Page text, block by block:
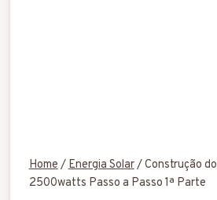
Home/Energia Solar/Construção
2500watts Passo a Passo 1ª Parte